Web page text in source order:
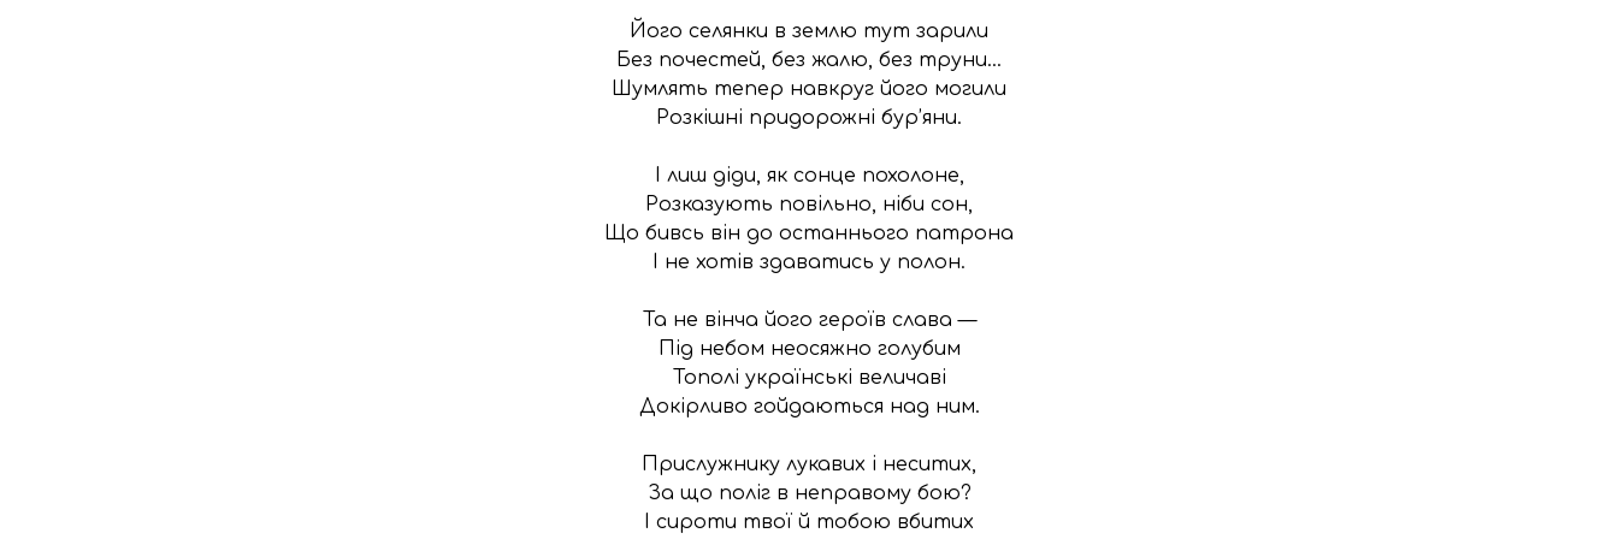
Його селянки в землю тут зарили
Без почестей, без жалю, без труни…
Шумлять тепер навкруг його могили
Розкішні придорожні бур’яни.
І лиш діди, як сонце похолоне,
Розказують повільно, ніби сон,
Що бивсь він до останнього патрона
І не хотів здаватись у полон.
Та не вінча його героїв слава —
Під небом неосяжно голубим
Тополі українські величаві
Докірливо гойдаються над ним.
Прислужнику лукавих і неситих,
За що поліг в неправому бою?
І сироти твої й тобою вбитих